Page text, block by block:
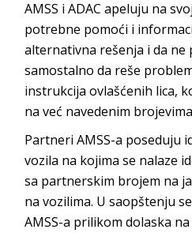
AMSS i ADAC apeluju na
potrebne pomoći i
alternativna rešenja i da ne
samostalno da reše
instrukcija ovlašćenih lica,
na već navedenim
Partneri AMSS-a poseduju
vozila na kojima se nalaze
sa partnerskim brojem na
na vozilima. U saopštenju
AMSS-a prilikom dolaska